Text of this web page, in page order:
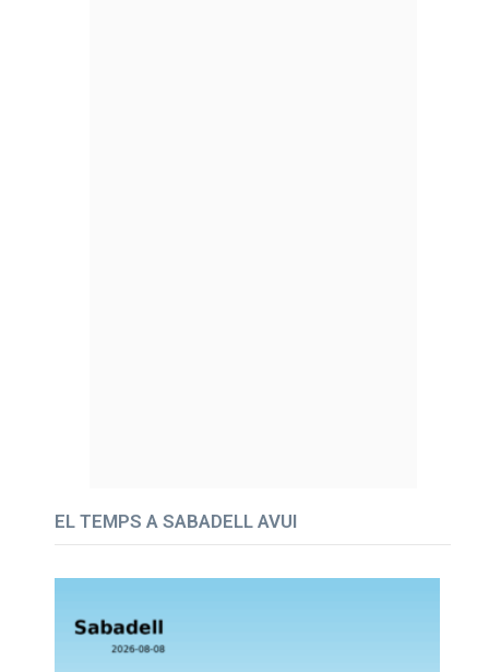
EL TEMPS A SABADELL AVUI